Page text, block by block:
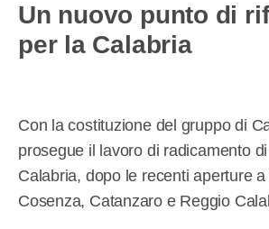
Un nuovo punto di
per la Calabria
Con la costituzione del gruppo di
prosegue il lavoro di radicamento
Calabria, dopo le recenti aperture
Cosenza, Catanzaro e Reggio